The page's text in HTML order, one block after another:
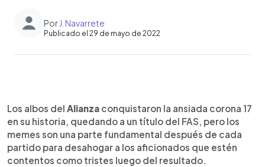
Por J. Navarrete
Publicado el 29 de mayo de 2022
Escuchar artículo
Los albos del Alianza conquistaron la ansiada corona 17
en su historia, quedando a un título del FAS, pero los
memes son una parte fundamental después de cada
partido para desahogar a los aficionados que estén
contentos como tristes luego del resultado.